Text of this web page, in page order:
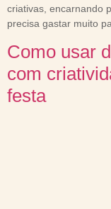
criativas, encarnando
precisa gastar muito
Como usar
com
festa